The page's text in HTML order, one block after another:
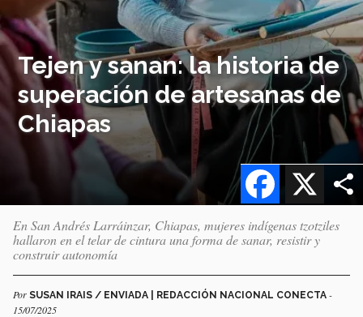
Tejen y sanan: la historia de
superación de artesanas de
Chiapas
X
Facebook
En San Andrés Larráinzar, Chiapas, mujeres indígenas tzotziles
hallaron en el telar de cintura una forma de sanar, resistir y
construir autonomía
Por SUSAN IRAIS / ENVIADA | REDACCIÓN NACIONAL CONECTA -
15/07/2025